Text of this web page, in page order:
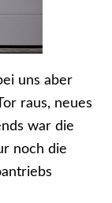
uns aber
raus, neues
war die
noch die